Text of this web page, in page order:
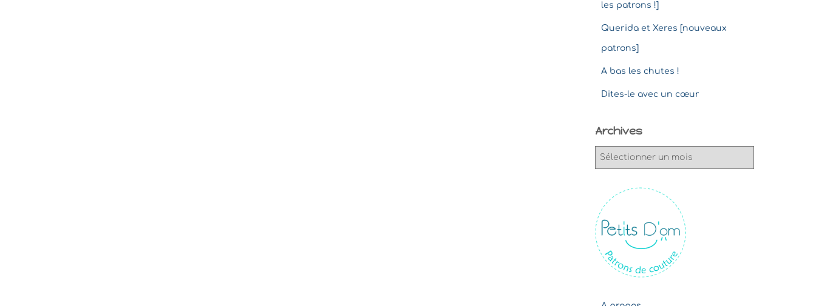
les patrons !]
Querida et Xeres [nouveaux
patrons]
A bas les chutes !
Dites-le avec un cœur
Archives
v
e
s